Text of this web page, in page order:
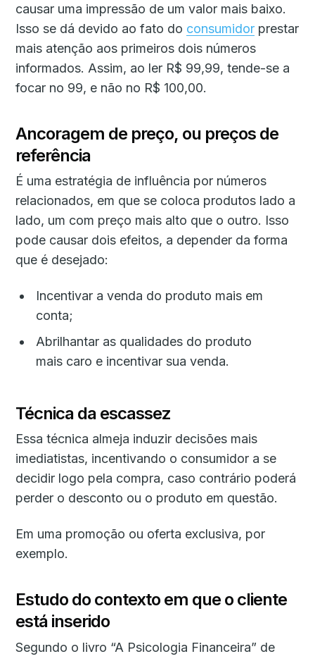
causar uma impressão de um valor mais baixo.
Isso se dá devido ao fato do consumidor prestar
mais atenção aos primeiros dois números
informados. Assim, ao ler R$ 99,99, tende-se a
focar no 99, e não no R$ 100,00.
Ancoragem de preço, ou preços de
referência
É uma estratégia de influência por números
relacionados, em que se coloca produtos lado a
lado, um com preço mais alto que o outro. Isso
pode causar dois efeitos, a depender da forma
que é desejado:
Incentivar a venda do produto mais em
conta;
Abrilhantar as qualidades do produto
mais caro e incentivar sua venda.
Técnica da escassez
Essa técnica almeja induzir decisões mais
imediatistas, incentivando o consumidor a se
decidir logo pela compra, caso contrário poderá
perder o desconto ou o produto em questão.
Em uma promoção ou oferta exclusiva, por
exemplo.
Estudo do contexto em que o cliente
está inserido
Segundo o livro “A Psicologia Financeira” de